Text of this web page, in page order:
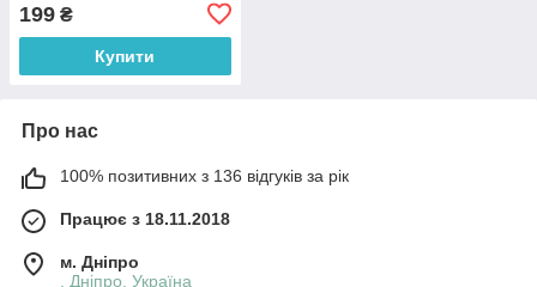
199 ₴
Купити
Про нас
100% позитивних з 136 відгуків за рік
Працює з 18.11.2018
м. Дніпро
, Дніпро, Україна